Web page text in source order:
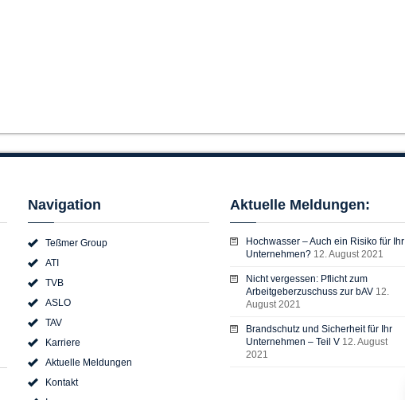
Navigation
Teßmer Group
ATI
TVB
ASLO
TAV
Karriere
Aktuelle Meldungen
Kontakt
Aktuelle Meldungen:
Hochwasser – Auch ein Risiko für Ihr
Unternehmen? 12. August 2021
Nicht vergessen: Pflicht zum
Arbeitgeberzuschuss zur bAV 12.
August 2021
Brandschutz und Sicherheit für Ihr
Unternehmen – Teil V 12. August
2021